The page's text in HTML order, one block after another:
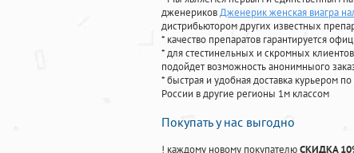
дженериковДженерик женская виагра
дистрибьютором других известных
* качество препаратов гарантируется
* для стестинельных и скромных
подойдет возможность анонимныого
* быстрая и удобная доставка курьером
России в другие регионы 1м классом
Покупать у нас выгодно
! каждому новому покупателюСКИДКА